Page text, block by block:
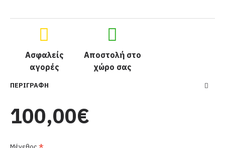
Ασφαλείς
αγορές
Αποστολή στο
χώρο σας
ΠΕΡΙΓΡΑΦΉ
100,00€